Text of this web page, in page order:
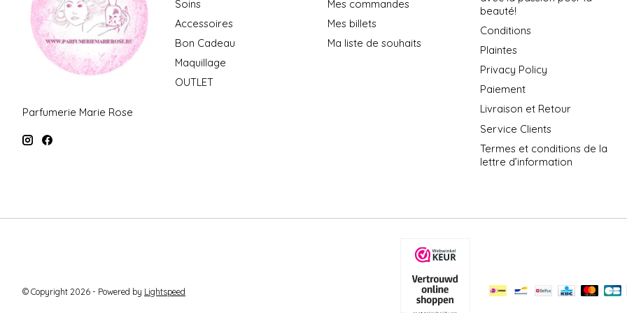
Parfumerie Marie Rose
Soins
Accessoires
Bon Cadeau
Maquillage
OUTLET
Mes commandes
Mes billets
Ma liste de souhaits
beauté!
Conditions
Plaintes
Privacy Policy
Paiement
Livraison et Retour
Service Clients
Termes et conditions de la
lettre d’information
© Copyright 2026 - Powered by Lightspeed